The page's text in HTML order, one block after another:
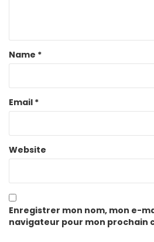
Name *
Email *
Website
Enregistrer mon nom, mon e-
navigateur pour mon prochain